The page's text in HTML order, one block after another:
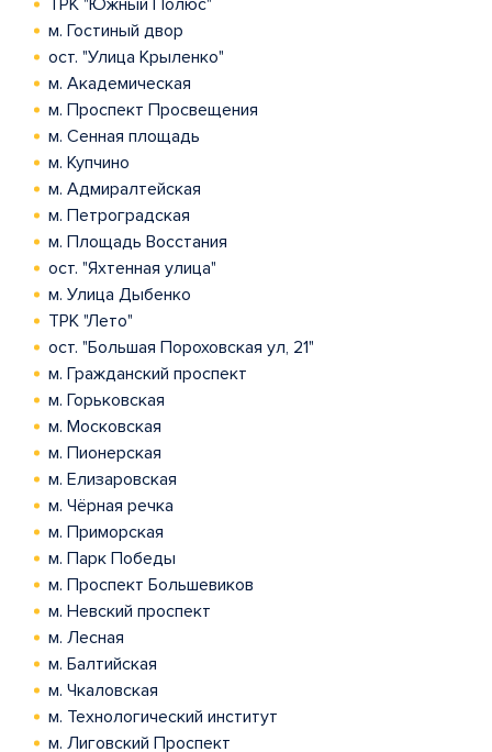
ТРК "Южный Полюс"
м. Гостиный двор
ост. "Улица Крыленко"
м. Академическая
м. Проспект Просвещения
м. Сенная площадь
м. Купчино
м. Адмиралтейская
м. Петроградская
м. Площадь Восстания
ост. "Яхтенная улица"
м. Улица Дыбенко
ТРК "Лето"
ост. "Большая Пороховская ул, 21"
м. Гражданский проспект
м. Горьковская
м. Московская
м. Пионерская
м. Елизаровская
м. Чёрная речка
м. Приморская
м. Парк Победы
м. Проспект Большевиков
м. Невский проспект
м. Лесная
м. Балтийская
м. Чкаловская
м. Технологический институт
м. Лиговский Проспект